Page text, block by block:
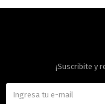
¡Suscribite y